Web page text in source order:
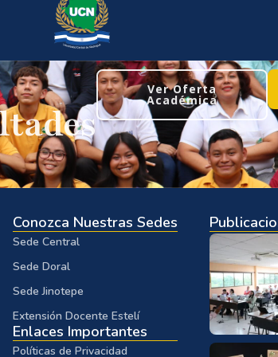
Ver Oferta
Académica
Conozca Nuestras Sedes
Sede Central
Sede Doral
Sede Jinotepe
Extensión Docente Estelí
Enlaces Importantes
Políticas de Privacidad